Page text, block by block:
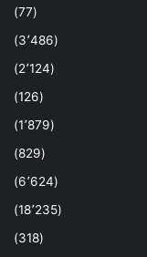
(77)
(3٬486)
(2٬124)
(126)
(1٬879)
(829)
(6٬624)
(18٬235)
(318)